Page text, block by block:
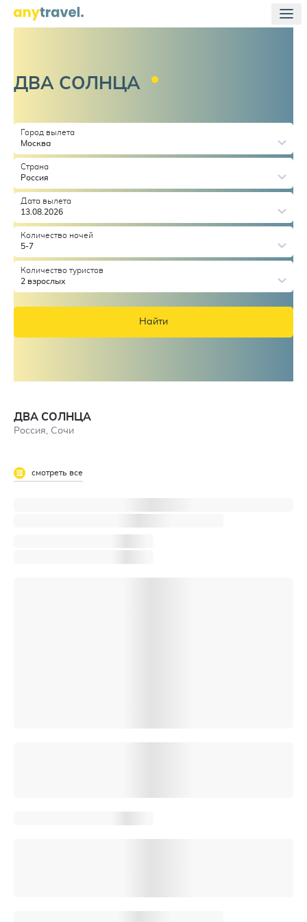
ДВА СОЛНЦА
Город вылета
Москва
Страна
Россия
Дата вылета
13.08.2026
Количество ночей
5-7
Количество туристов
2 взрослых
Найти
ДВА СОЛНЦА
Россия, Сочи
смотреть все